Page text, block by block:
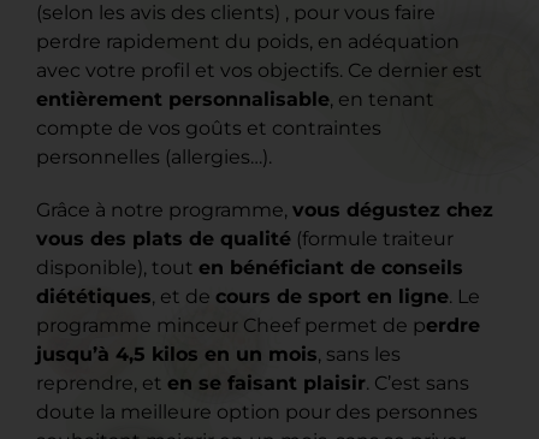
(selon les avis des clients) , pour vous faire
perdre rapidement du poids, en adéquation
avec votre profil et vos objectifs. Ce dernier est
entièrement personnalisable, en tenant
compte de vos goûts et contraintes
personnelles (allergies…).
Grâce à notre programme, vous dégustez chez
vous des plats de qualité (formule traiteur
disponible), tout en bénéficiant de conseils
diététiques, et de cours de sport en ligne. Le
programme minceur Cheef permet de perdre
jusqu’à 4,5 kilos en un mois, sans les
reprendre, et en se faisant plaisir. C’est sans
doute la meilleure option pour des personnes